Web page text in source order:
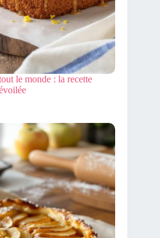
le monde : la recette